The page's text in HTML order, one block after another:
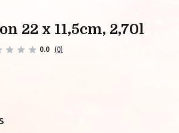
22 x 11,5cm, 2,70l
0.0 (0)